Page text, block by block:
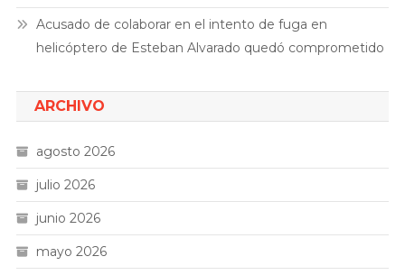
Acusado de colaborar en el intento de fuga en
helicóptero de Esteban Alvarado quedó comprometido
ARCHIVO
agosto 2026
julio 2026
junio 2026
mayo 2026